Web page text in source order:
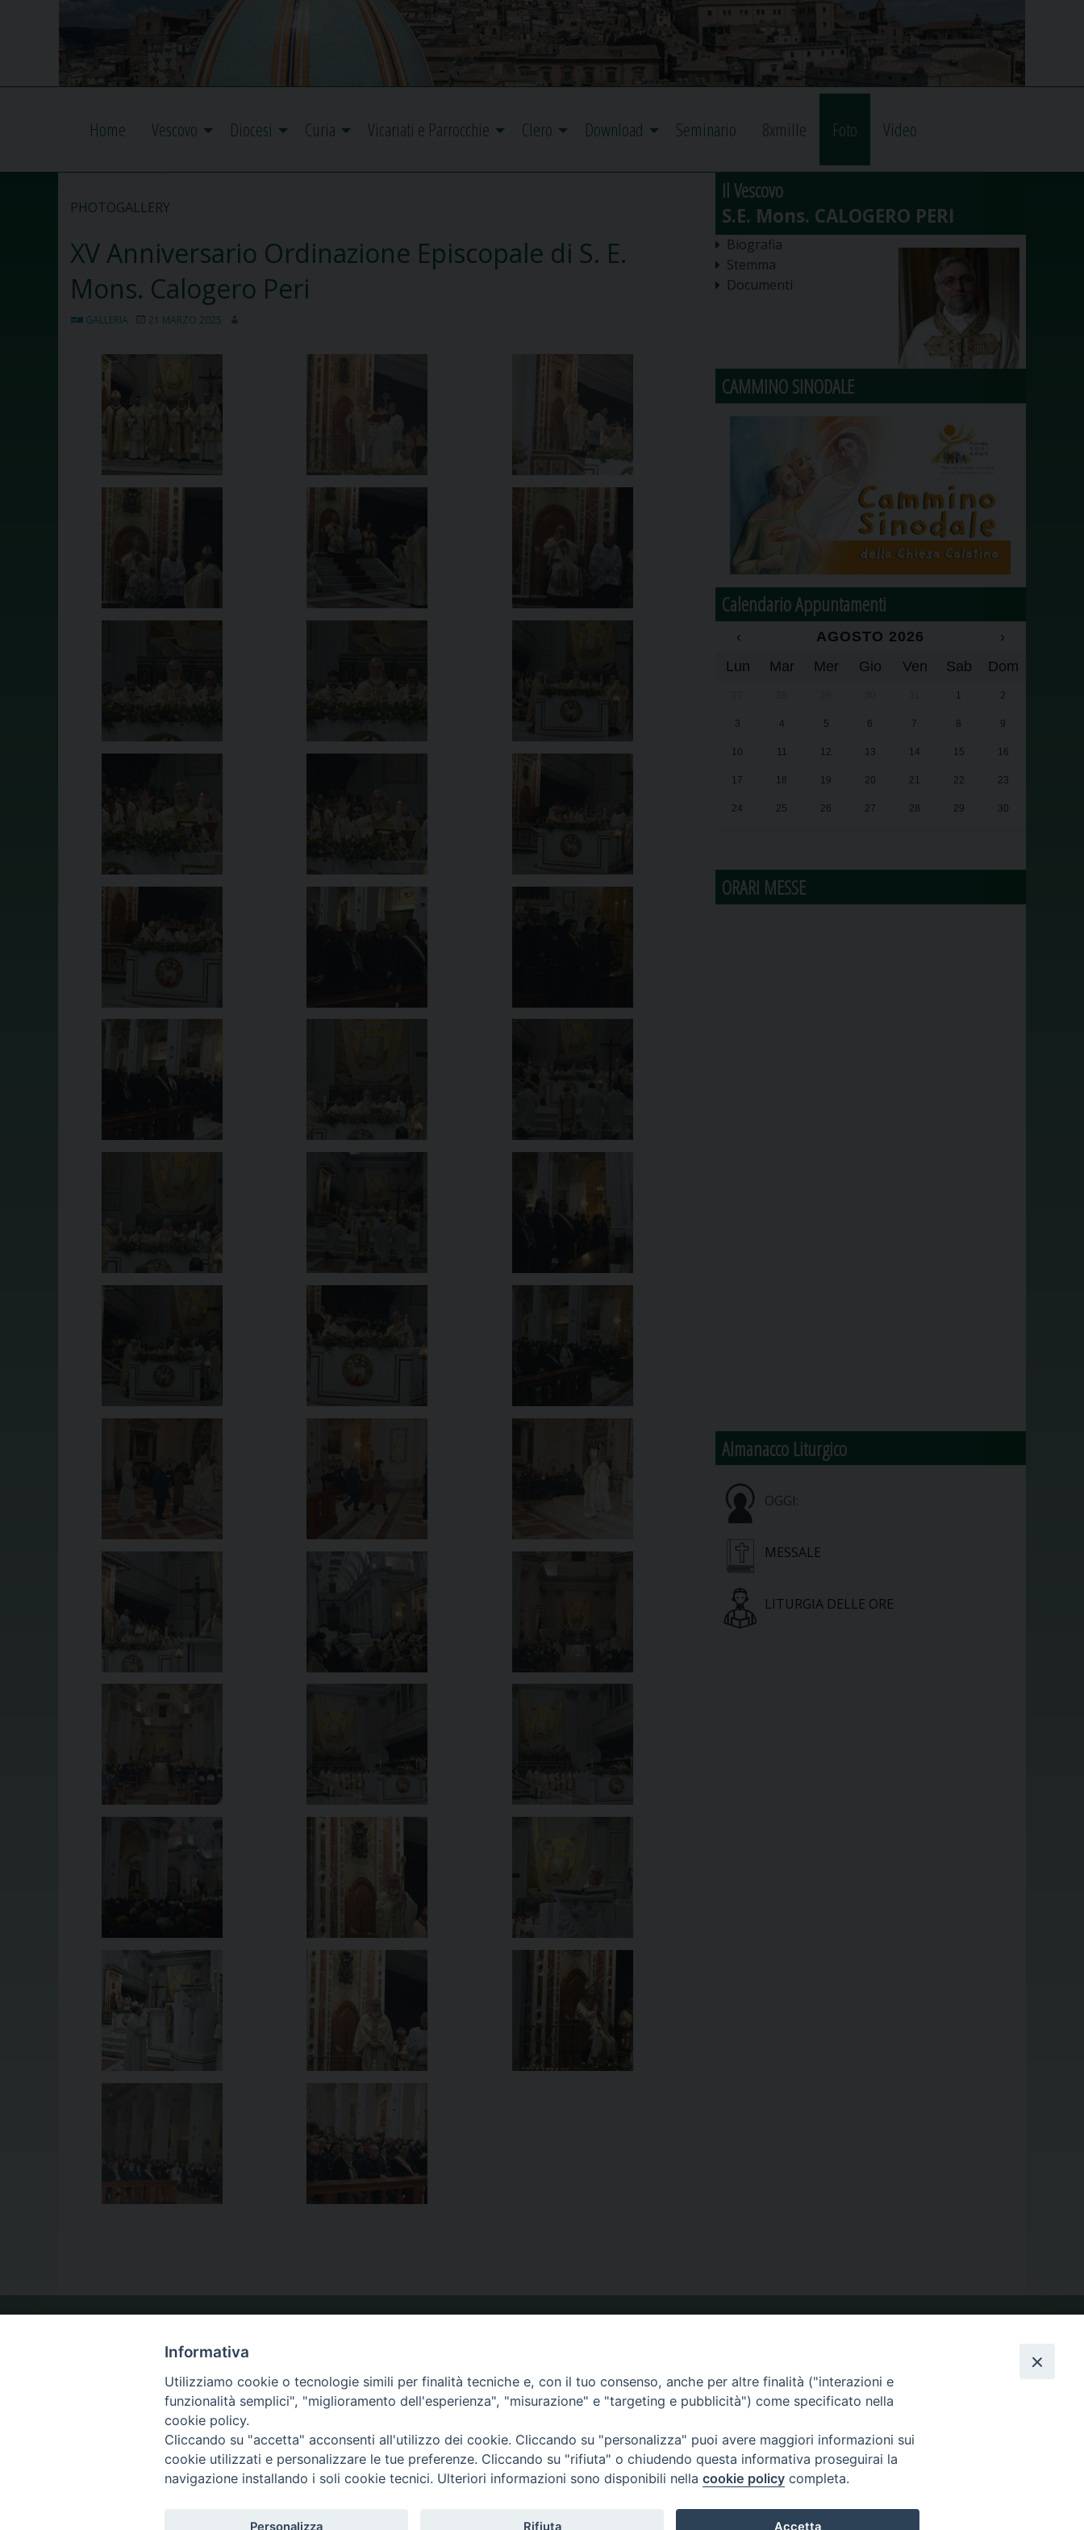
Home Vescovo Diocesi Curia Vicariati e Parrocchie Clero Download Seminario 8xmille Foto Video
PHOTOGALLERY
XV Anniversario Ordinazione Episcopale di S. E.
Mons. Calogero Peri
GALLERIA 21 MARZO 2025
Il Vescovo
Biografia
Stemma
Documenti
CAMMINO SINODALE
Calendario Appuntamenti
‹ AGOSTO 2026
›
Lun
Mar Mer Gio Ven Sab Dom
1 2
3 4 5 6 7 8 9
10 11 12 13 14 15 16
17 18 19 20 21 22 23
24 25 26 27 28 29 30
ORARI MESSE
Almanacco Liturgico
OGGI:
MESSALE
LITURGIA DELLE ORE
LA NOSTRA DIOCESI
IL VESCOVO
CALENDARIO PASTORALE
PHOTOGALLERY
Piazza San Francesco d’Assisi, 9 – tel. 0933.34186 – fax 0933.820590 e-mail:
Informativa
Utilizziamo cookie o tecnologie simili per finalità tecniche e, con il tuo consenso, anche per altre finalità ("interazioni e
funzionalità semplici", "miglioramento dell'esperienza", "misurazione" e "targeting e pubblicità") come specificato nella
cookie policy.
Cliccando su "accetta" acconsenti all'utilizzo dei cookie. Cliccando su "personalizza" puoi avere maggiori informazioni sui
cookie utilizzati e personalizzare le tue preferenze. Cliccando su "rifiuta" o chiudendo questa informativa proseguirai la
navigazione installando i soli cookie tecnici. Ulteriori informazioni sono disponibili nella cookie policy completa.
Personalizza Rifiuta Accetta